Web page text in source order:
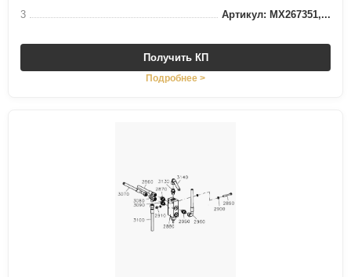
3
Артикул: MX267351,...
Получить КП
Подробнее >